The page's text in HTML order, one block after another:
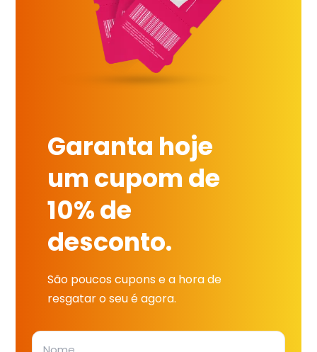
Garanta hoje
um cupom de
10% de
desconto.
São poucos cupons e a hora de
resgatar o seu é agora.